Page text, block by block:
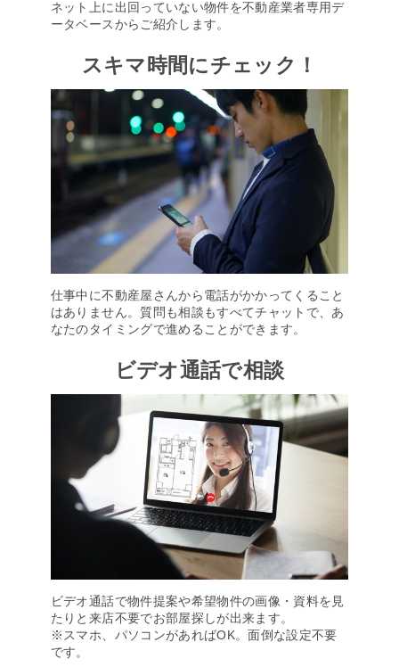
ネット上に出回っていない物件を不動産業者専用デ
ータベースからご紹介します。
スキマ時間にチェック！
仕事中に不動産屋さんから電話がかかってくること
はありません。質問も相談もすべてチャットで、あ
なたのタイミングで進めることができます。
ビデオ通話で相談
ビデオ通話で物件提案や希望物件の画像・資料を見
たりと来店不要でお部屋探しが出来ます。
※スマホ、パソコンがあればOK。面倒な設定不要
です。